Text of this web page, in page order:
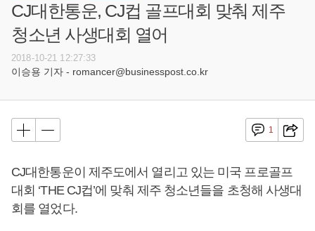
CJ대한통운, CJ컵 골프대회 맞춰 제주
청소년 사생대회 열어
2018-10-21 12:27:33
이승용 기자 - romancer@businesspost.co.kr
1
CJ대한통운이 제주도에서 열리고 있는 미국 프로골프
대회 ‘THE CJ컵’에 맞춰 제주 청소년들을 초청해 사생대
회를 열었다.